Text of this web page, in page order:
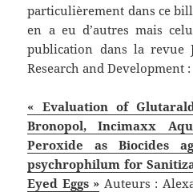
particulièrement dans ce
en a eu d’autres mais
publication dans la revue
Research and Development :
« Evaluation of
Bronopol, Incimaxx
Peroxide as Biocides
psychrophilum for
Eyed Eggs » Auteurs :